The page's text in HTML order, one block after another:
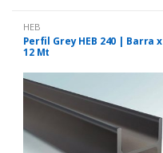
HEB
Perfil Grey HEB 240 | Barra x
12 Mt